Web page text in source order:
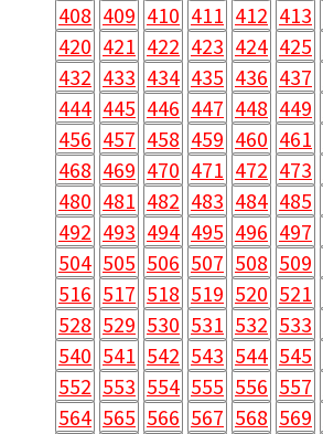
408 409 410 411 412 413
420 421 422 423 424 425
432 433 434 435 436 437
444 445 446 447 448 449
456 457 458 459 460 461
468 469 470 471 472 473
480 481 482 483 484 485
492 493 494 495 496 497
504 505 506 507 508 509
516 517 518 519 520 521
528 529 530 531 532 533
540 541 542 543 544 545
552 553 554 555 556 557
564 565 566 567 568 569